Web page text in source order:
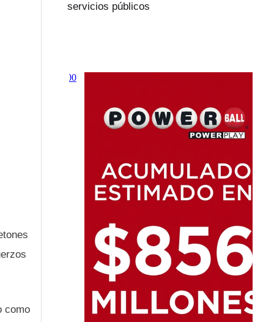
como
servicios públicos